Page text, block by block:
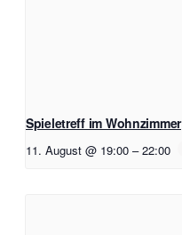
Spieletreff im Wohnzimmer
11. August @ 19:00 – 22:00